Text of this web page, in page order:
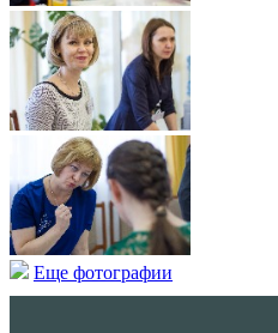
Еще фотографии